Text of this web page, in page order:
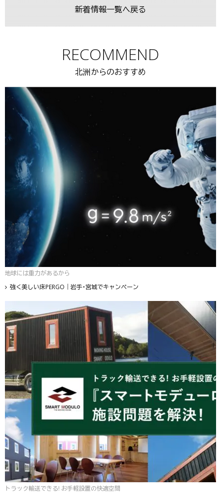
新着情報一覧へ戻る
RECOMMEND
北洲からのおすすめ
地球には重力があるから
強く美しい床PERGO｜岩手・宮城でキャンペーン
トラック輸送できる! お手軽設置の快適空間